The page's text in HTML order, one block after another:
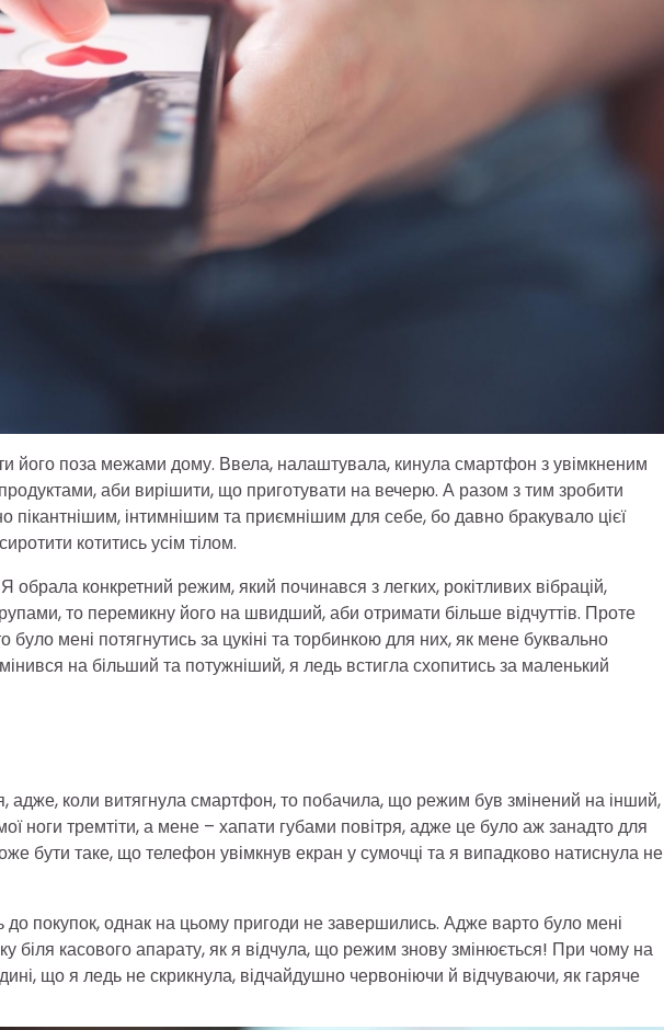
його поза межами дому. Ввела, налаштувала, кинула смартфон з увімкненим
аби вирішити, що приготувати на вечерю. А разом з тим зробити
пікантнішим, інтимнішим та приємнішим для себе, бо давно бракувало цієї
котитись усім тілом.
обрала конкретний режим, який починався з легких, рокітливих вібрацій,
то перемикну його на швидший, аби отримати більше відчуттів. Проте
було мені потягнутись за цукіні та торбинкою для них, як мене буквально
на більший та потужніший, я ледь встигла схопитись за маленький
адже, коли витягнула смартфон, то побачила, що режим був змінений на інший,
ноги тремтіти, а мене – хапати губами повітря, адже це було аж занадто для
бути таке, що телефон увімкнув екран у сумочці та я випадково натиснула не
покупок, однак на цьому пригоди не завершились. Адже варто було мені
біля касового апарату, як я відчула, що режим знову змінюється! При чому на
що я ледь не скрикнула, відчайдушно червоніючи й відчуваючи, як гаряче